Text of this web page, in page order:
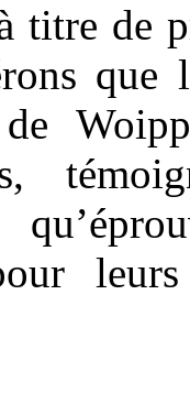
titre de
que